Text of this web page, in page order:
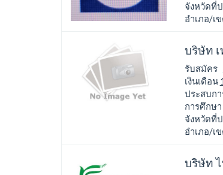
จังหวัดที่
อำเภอ/เ
บริษัท
รับสมัคร
เงินเดือน
ประสบก
การศึกษา
จังหวัดที่
อำเภอ/เ
บริษัท